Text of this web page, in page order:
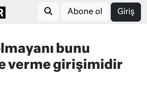
Abone ol Giriş
bunu
verme girişimidir